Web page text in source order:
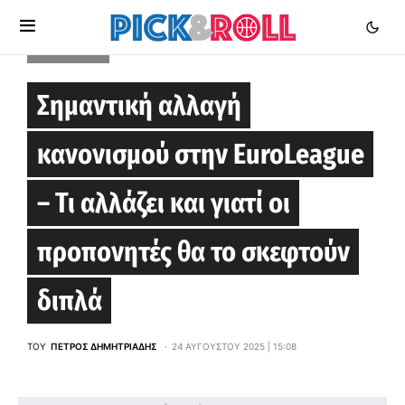
Σημαντική αλλαγή
κανονισμού στην EuroLeague
– Τι αλλάζει και γιατί οι
προπονητές θα το σκεφτούν
διπλά
ΤΟΥ ΠΈΤΡΟΣ ΔΗΜΗΤΡΙΆΔΗΣ 24 ΑΥΓΟΎΣΤΟΥ 2025 | 15:08